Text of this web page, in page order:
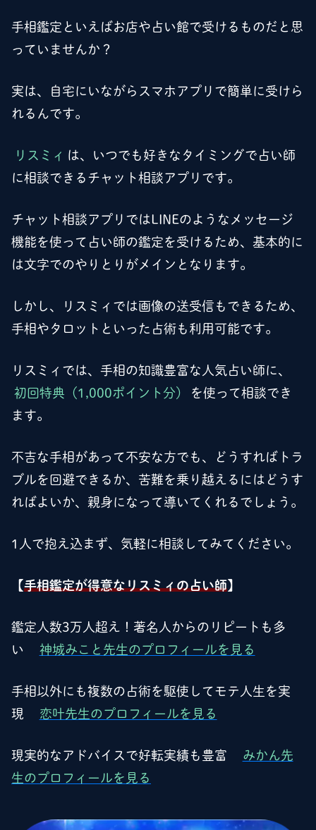
手相鑑定といえばお店や占い館で受けるものだと思
っていませんか？
実は、自宅にいながらスマホアプリで簡単に受けら
れるんです。
リスミィ は、いつでも好きなタイミングで占い師
に相談できるチャット相談アプリです。
チャット相談アプリではLINEのようなメッセージ
機能を使って占い師の鑑定を受けるため、基本的に
は文字でのやりとりがメインとなります。
しかし、リスミィでは画像の送受信もできるため、
手相やタロットといった占術も利用可能です。
リスミィでは、手相の知識豊富な人気占い師に、
初回特典（1,000ポイント分）
を使って相談でき
ます。
不吉な手相があって不安な方でも、どうすればトラ
ブルを回避できるか、苦難を乗り越えるにはどうす
ればよいか、親身になって導いてくれるでしょう。
1人で抱え込まず、気軽に相談してみてください。
【手相鑑定が得意なリスミィの占い師】
鑑定人数3万人超え！著名人からのリピートも多
い
神城みこと先生のプロフィールを見る
手相以外にも複数の占術を駆使してモテ人生を実
現
恋叶先生のプロフィールを見る
現実的なアドバイスで好転実績も豊富
みかん先
生のプロフィールを見る